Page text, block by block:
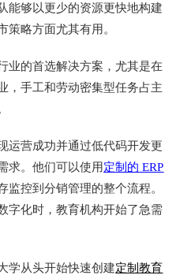
能够以更少的资源更快地构建
策略方面尤其有用。
业的首选解决方案，尤其是在
，手工和劳动密集型任务占主
运营成功并通过低代码开发更
求。他们可以使用定制的 ERP
监控到分销管理的整个流程。
字化时，教育机构开始了急需
学从头开始快速创建定制教育